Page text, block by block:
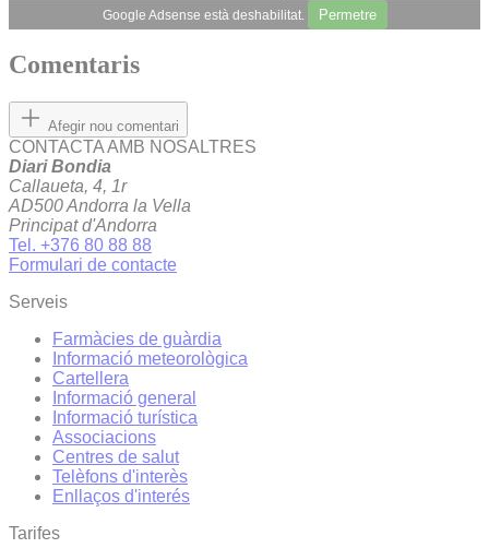
Google Adsense està deshabilitat. Permetre
Comentaris
Afegir nou comentari
CONTACTA AMB NOSALTRES
Diari Bondia
Callaueta, 4, 1r
AD500 Andorra la Vella
Principat d'Andorra
Tel. +376 80 88 88
Formulari de contacte
Serveis
Farmàcies de guàrdia
Informació meteorològica
Cartellera
Informació general
Informació turística
Associacions
Centres de salut
Telèfons d'interès
Enllaços d'interés
Tarifes